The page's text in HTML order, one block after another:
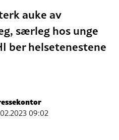
auke av
særleg hos unge
ber helsetenestene
09:02